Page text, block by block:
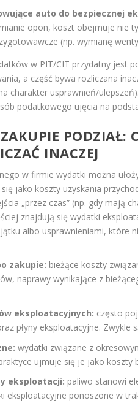
auto do bezpiecznej
opon, koszt obejmuje nie
(np. wymianę
w PIT/CIT przydatny jest
a część bywa rozliczana
charakter usprawnień/
podatkowego ujęcia na
PODZIAŁ:
INACZEJ
w firmie wydatki można
jako koszty uzyskania
„przez czas” (np. gdy mają
znajdują się wydatki
albo usprawnieniami, które
zakupie: bieżące koszty
naprawy wynikające z
eksploatacyjnych: często
płyny eksploatacyjne. Zwykle
wydatki związane z
ujmuje się je jako koszty
eksploatacji: paliwo stanowi
eksploatacyjne ponoszone w